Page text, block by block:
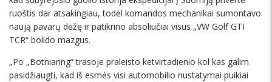
ruoštis dar atsakingiau, todėl komandos mechanikai sumontavo
naują pavarų dėžę ir patikrino absoliučiai visus „VW Golf GTI
TCR“ bolido mazgus.
„Po „Botniaring“ trasoje praleisto ketvirtadienio kol kas galim
pasidžiaugti, kad iš esmės visi automobilio nustatymai puikiai